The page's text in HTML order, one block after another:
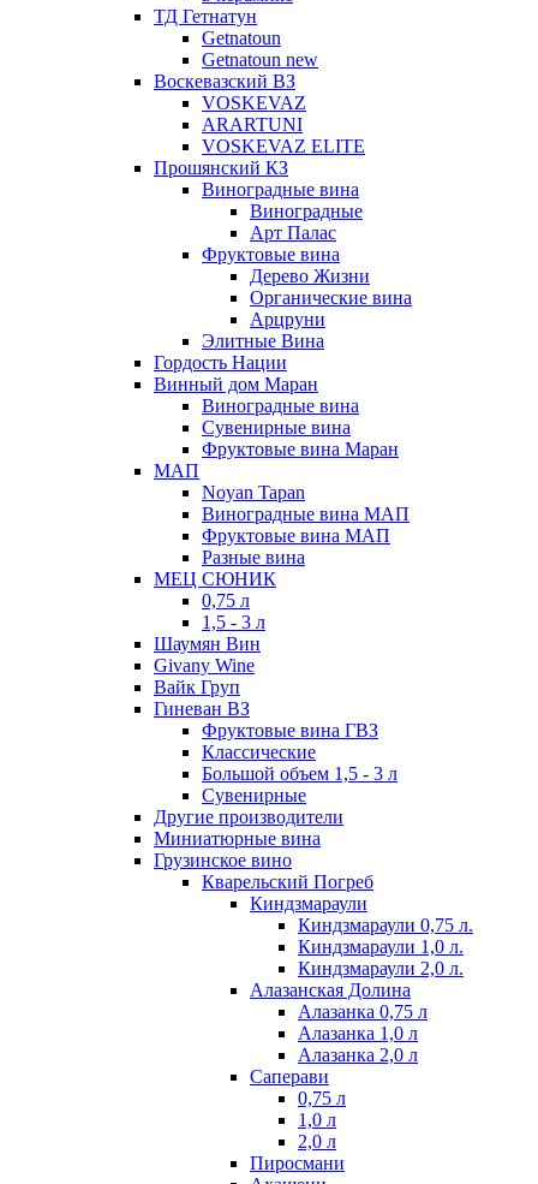
ТД Гетнатун
Getnatoun
Getnatoun new
Воскевазский ВЗ
VOSKEVAZ
ARARTUNI
VOSKEVAZ ELITE
Прошянский КЗ
Виноградные вина
Виноградные
Арт Палас
Фруктовые вина
Дерево Жизни
Органические вина
Арцруни
Элитные Вина
Гордость Нации
Винный дом Маран
Виноградные вина
Сувенирные вина
Фруктовые вина Маран
МАП
Noyan Tapan
Виноградные вина МАП
Фруктовые вина МАП
Разные вина
МЕЦ СЮНИК
0,75 л
1,5 - 3 л
Шаумян Вин
Givany Wine
Вайк Груп
Гиневан ВЗ
Фруктовые вина ГВЗ
Классические
Большой объем 1,5 - 3 л
Сувенирные
Другие производители
Миниатюрные вина
Грузинское вино
Кварельский Погреб
Киндзмараули
Киндзмараули 0,75 л.
Киндзмараули 1,0 л.
Киндзмараули 2,0 л.
Алазанская Долина
Алазанка 0,75 л
Алазанка 1,0 л
Алазанка 2,0 л
Саперави
0,75 л
1,0 л
2,0 л
Пиросмани